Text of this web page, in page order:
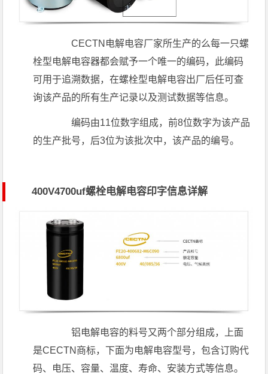
CECTN电解电容厂家所生产的么每一只螺
栓型电解电容器都会赋予一个唯一的编码，此编码
可用于追溯数据，在螺栓型电解电容出厂后任可查
询该产品的所有生产记录以及测试数据等信息。
编码由11位数字组成，前8位数字为该产品
的生产批号，后3位为该批次中，该产品的编号。
400V4700uf螺栓电解电容印字信息详解
铝电解电容的料号又两个部分组成，上面
是CECTN商标，下面为电解电容型号，包含订购代
码、电压、容量、温度、寿命、安装方式等信息。